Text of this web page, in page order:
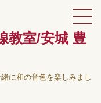
教室/安城 豊
に和の音色を楽しみまし